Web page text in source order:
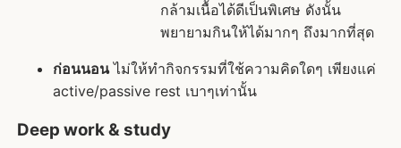
กล้ามเนื้อได้ดีเป็นพิเศษ ดังนั้น
พยายามกินให้ได้มากๆ ถึงมากที่สุด
ก่อนนอนไม่ให้ทำกิจกรรมที่ใช้ความคิดใดๆ เพียงแค่
active/passive rest เบาๆเท่านั้น
Deep work & study